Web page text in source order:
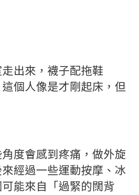
出來，襪子配拖鞋
這個人像是才剛起床，但
度會感到疼痛，做外旋
經過一些運動按摩、冰
能來自「過緊的闊背